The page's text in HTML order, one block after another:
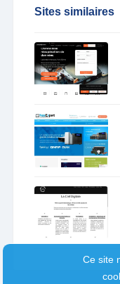
Sites similaires
Ce site